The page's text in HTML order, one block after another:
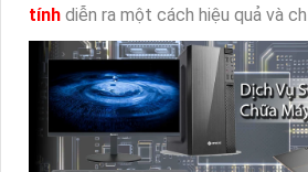
tính diễn ra một cách hiệu quả và